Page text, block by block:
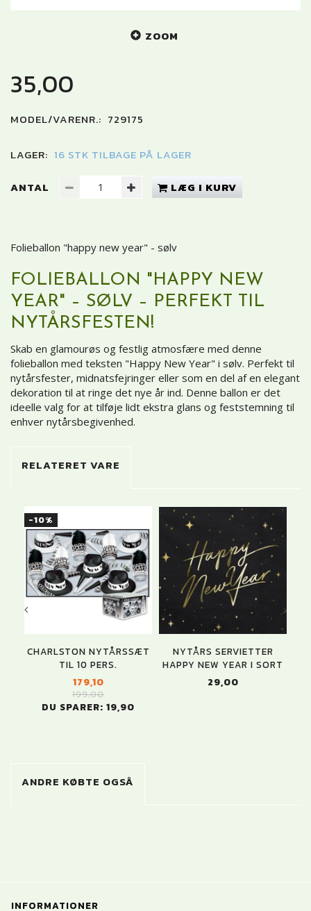
ZOOM
35,00
MODEL/VARENR.: 729175
LAGER: 16 STK TILBAGE PÅ LAGER
ANTAL LÆG I KURV
Folieballon "happy new year" - sølv
FOLIEBALLON "HAPPY NEW
YEAR" – SØLV – PERFEKT TIL
NYTÅRSFESTEN!
Skab en glamourøs og festlig atmosfære med denne
folieballon med teksten "Happy New Year" i sølv. Perfekt til
nytårsfester, midnatsfejringer eller som en del af en elegant
dekoration til at ringe det nye år ind. Denne ballon er det
ideelle valg for at tilføje lidt ekstra glans og feststemning til
enhver nytårsbegivenhed.
RELATERET VARE
-10%
CHARLSTON NYTÅRSSÆT
TIL 10 PERS.
179,10
199,00
DU SPARER: 19,90
NYTÅRS SERVIETTER
HAPPY NEW YEAR I SORT
29,00
ANDRE KØBTE OGSÅ
INFORMATIONER